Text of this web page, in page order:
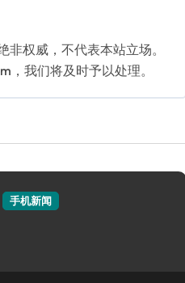
权威，不代表本站立场。
我们将及时予以处理。
手机新闻